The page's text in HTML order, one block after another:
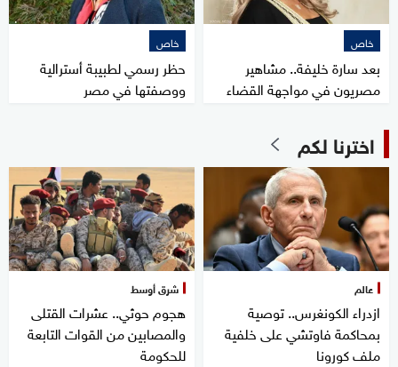
خاص
بعد سارة خليفة.. مشاهير
مصريون في مواجهة القضاء
خاص
حظر رسمي لطبيبة أسترالية
ووصفتها في مصر
اخترنا لكم
عالم
ازدراء الكونغرس.. توصية
بمحاكمة فاوتشي على خلفية
ملف كورونا
شرق أوسط
هجوم حوثي.. عشرات القتلى
والمصابين من القوات التابعة
للحكومة